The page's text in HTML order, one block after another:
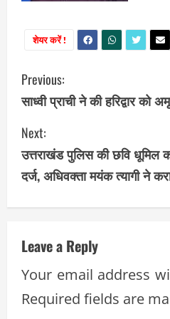
शेयर करें !
C
o
n
t
i
n
u
e
Previous:
साध्वी प्राची ने की हरिद्वार को
Next:
उत्तराखंड पुलिस की छवि
दर्ज, अधिवक्ता मयंक त्यागी ने
Leave a Reply
Your email address
Required fields are